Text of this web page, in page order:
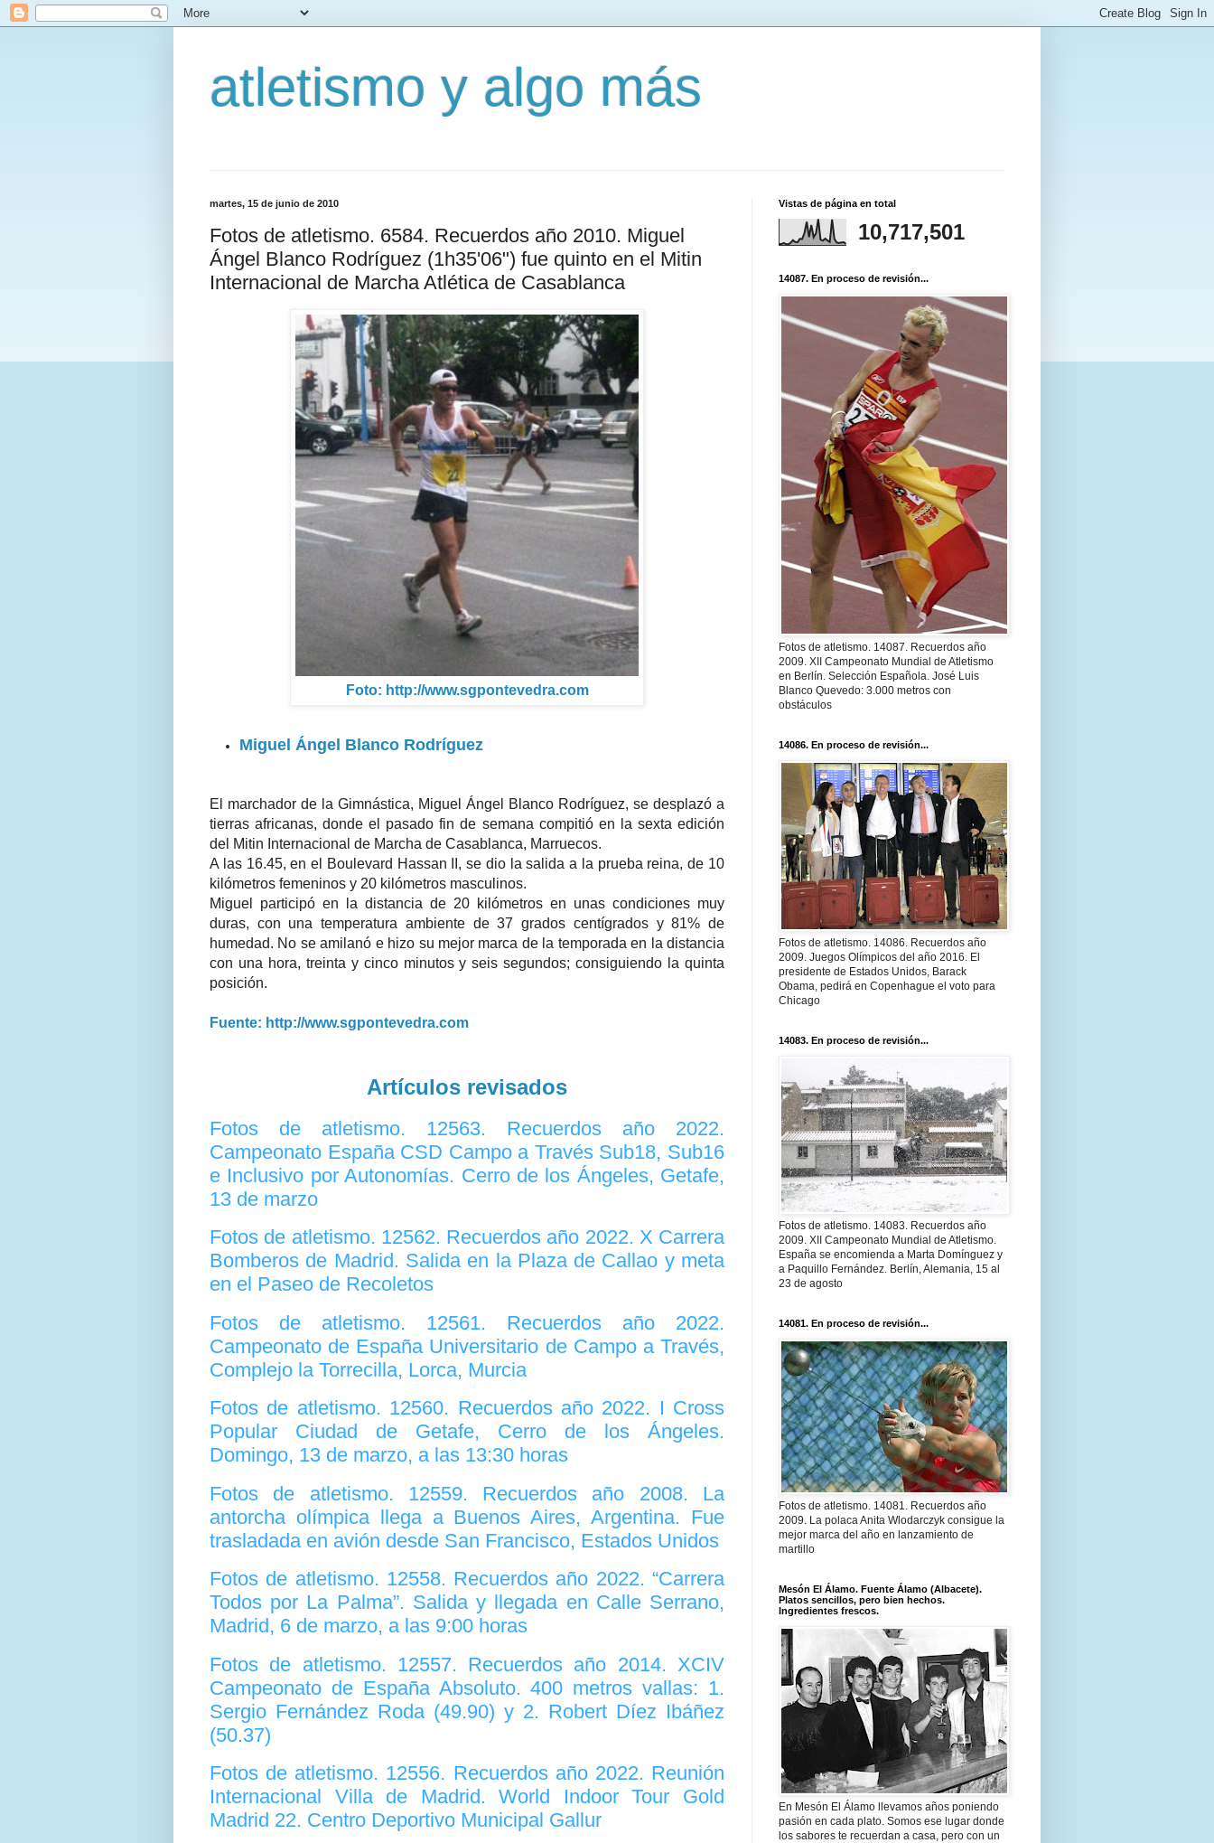
atletismo y algo más
martes, 15 de junio de 2010
Fotos de atletismo. 6584. Recuerdos año 2010. Miguel
Ángel Blanco Rodríguez (1h35'06") fue quinto en el Mitin
Internacional de Marcha Atlética de Casablanca
Foto: http://www.sgpontevedra.com
Miguel Ángel Blanco Rodríguez
El marchador de la Gimnástica, Miguel Ángel Blanco Rodríguez, se desplazó a
tierras africanas, donde el pasado fin de semana compitió en la sexta edición
del Mitin Internacional de Marcha de Casablanca, Marruecos.
A las 16.45, en el Boulevard Hassan II, se dio la salida a la prueba reina, de 10
kilómetros femeninos y 20 kilómetros masculinos.
Miguel participó en la distancia de 20 kilómetros en unas condiciones muy
duras, con una temperatura ambiente de 37 grados centígrados y 81% de
humedad. No se amilanó e hizo su mejor marca de la temporada en la distancia
con una hora, treinta y cinco minutos y seis segundos; consiguiendo la quinta
posición.
Fuente: http://www.sgpontevedra.com
Artículos revisados
Fotos de atletismo. 12563. Recuerdos año 2022.
Campeonato España CSD Campo a Través Sub18, Sub16
e Inclusivo por Autonomías. Cerro de los Ángeles, Getafe,
13 de marzo
Fotos de atletismo. 12562. Recuerdos año 2022. X Carrera
Bomberos de Madrid. Salida en la Plaza de Callao y meta
en el Paseo de Recoletos
Fotos de atletismo. 12561. Recuerdos año 2022.
Campeonato de España Universitario de Campo a Través,
Complejo la Torrecilla, Lorca, Murcia
Fotos de atletismo. 12560. Recuerdos año 2022. I Cross
Popular Ciudad de Getafe, Cerro de los Ángeles.
Domingo, 13 de marzo, a las 13:30 horas
Fotos de atletismo. 12559. Recuerdos año 2008. La
antorcha olímpica llega a Buenos Aires, Argentina. Fue
trasladada en avión desde San Francisco, Estados Unidos
Fotos de atletismo. 12558. Recuerdos año 2022. “Carrera
Todos por La Palma”. Salida y llegada en Calle Serrano,
Madrid, 6 de marzo, a las 9:00 horas
Fotos de atletismo. 12557. Recuerdos año 2014. XCIV
Campeonato de España Absoluto. 400 metros vallas: 1.
Sergio Fernández Roda (49.90) y 2. Robert Díez Ibáñez
(50.37)
Fotos de atletismo. 12556. Recuerdos año 2022. Reunión
Internacional Villa de Madrid. World Indoor Tour Gold
Madrid 22. Centro Deportivo Municipal Gallur
Vistas de página en total
10,717,501
14087. En proceso de revisión...
Fotos de atletismo. 14087. Recuerdos año
2009. XII Campeonato Mundial de Atletismo
en Berlín. Selección Española. José Luis
Blanco Quevedo: 3.000 metros con
obstáculos
14086. En proceso de revisión...
Fotos de atletismo. 14086. Recuerdos año
2009. Juegos Olímpicos del año 2016. El
presidente de Estados Unidos, Barack
Obama, pedirá en Copenhague el voto para
Chicago
14083. En proceso de revisión...
Fotos de atletismo. 14083. Recuerdos año
2009. XII Campeonato Mundial de Atletismo.
España se encomienda a Marta Domínguez y
a Paquillo Fernández. Berlín, Alemania, 15 al
23 de agosto
14081. En proceso de revisión...
Fotos de atletismo. 14081. Recuerdos año
2009. La polaca Anita Wlodarczyk consigue la
mejor marca del año en lanzamiento de
martillo
Mesón El Álamo. Fuente Álamo (Albacete).
Platos sencillos, pero bien hechos.
Ingredientes frescos.
En Mesón El Álamo llevamos años poniendo
pasión en cada plato. Somos ese lugar donde
los sabores te recuerdan a casa, pero con un